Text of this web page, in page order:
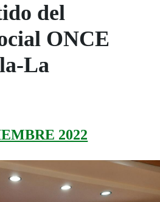
del
ONCE
La
2022